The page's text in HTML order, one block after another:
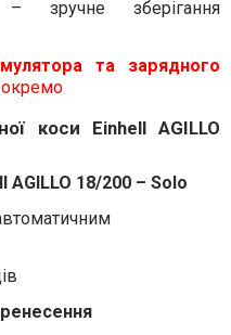
зберігання
та зарядного
коси Einhell AGILLO
AGILLO 18/200 – Solo